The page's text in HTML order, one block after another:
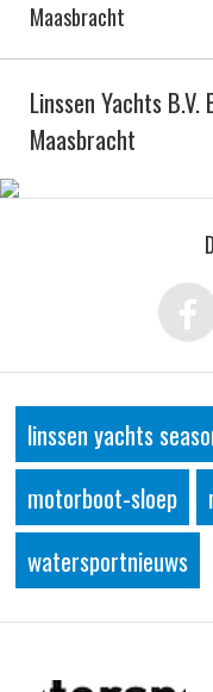
Maasbracht
Linssen Yachts
Maasbracht
linssen yachts
motorboot-sloep
watersportnieuws